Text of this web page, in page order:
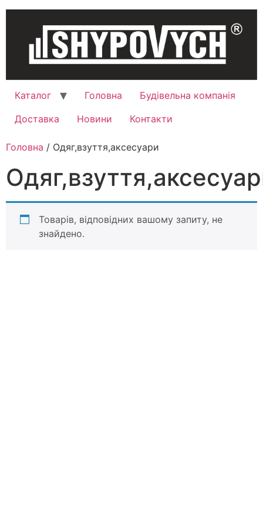
Каталог Головна
Будівельна компанія
Доставка
Новини Контакти
Головна / Одяг,взуття,аксесуари
Товарів, відповідних вашому запиту, не
знайдено.